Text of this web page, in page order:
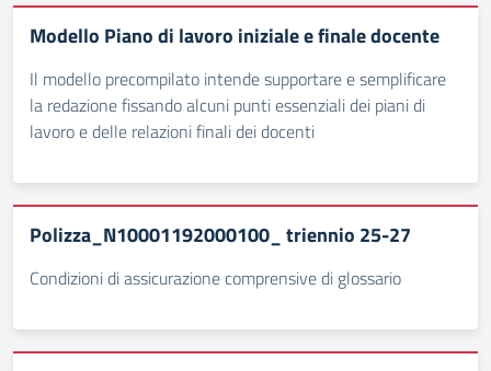
Modello Piano di lavoro iniziale e finale docente
Il modello precompilato intende supportare e semplificare
la redazione fissando alcuni punti essenziali dei piani di
lavoro e delle relazioni finali dei docenti
Polizza_N10001192000100_ triennio 25-27
Condizioni di assicurazione comprensive di glossario